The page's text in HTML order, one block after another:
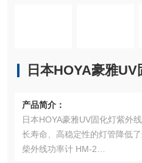
日本HOYA豪雅
产品简介：
日本HOYA豪雅UV固化灯紫外
长寿命、高稳定性的灯管降低了
柴外线功率计 HM-2